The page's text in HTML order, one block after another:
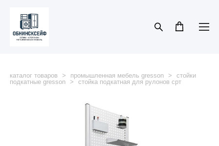
каталог товаров > промышленная мебель gresson >
стойки
подкатные gresson > стойка подкатная для рулонов срт